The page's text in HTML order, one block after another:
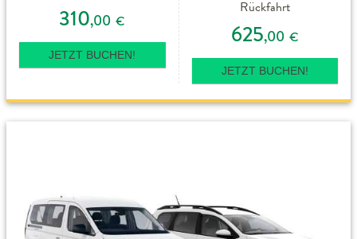
310,00 €
JETZT BUCHEN!
Rückfahrt
625,00 €
JETZT BUCHEN!